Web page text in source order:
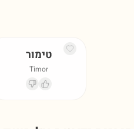
טימור
Timor